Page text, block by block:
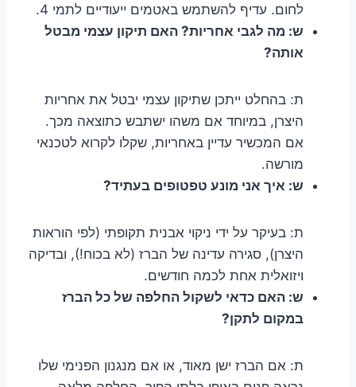
לחום. עדיף להשתמש באטמים ייעודיים לתמי 4.
ש: מה לגבי אחריות? האם תיקון עצמי מבטל
אותה?
ת: בהחלט ייתכן שתיקון עצמי יבטל את אחריות
היצרן, במיוחד אם משהו ישתבש כתוצאה מכך.
אם המכשיר עדיין באחריות, שקלו לקרוא לטכנאי
מורשה.
ש: איך אני מונע טפטופים בעתיד?
ת: בעיקר על ידי ניקוי אבנית תקופתי (לפי הוראות
היצרן), סגירה עדינה של הברז (לא בכוח!), ובדיקה
ויזואלית אחת לכמה חודשים.
ש: האם כדאי לשקול החלפה של כל הברז
במקום לתקן?
ת: אם הברז ישן מאוד, או אם מנגנון הפנימי שלו